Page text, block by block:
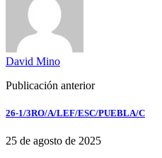
David Mino
Publicación anterior
26-1/3RO/A/LEF/ESC/PUEBLA/C
25 de agosto de 2025